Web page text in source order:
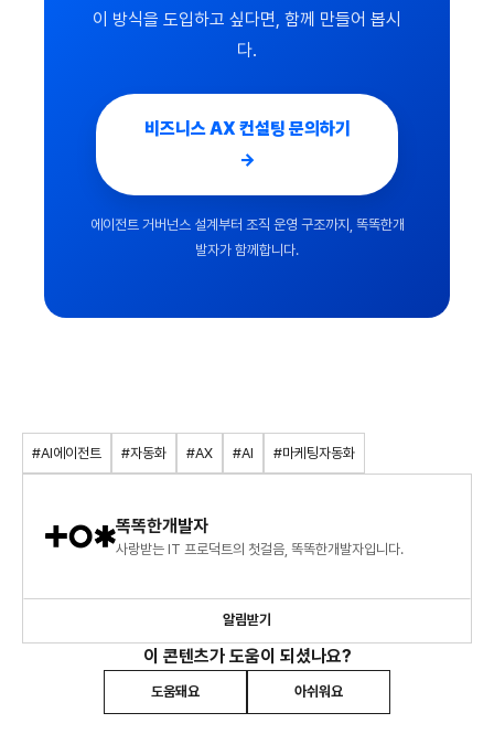
이 방식을 도입하고 싶다면, 함께 만들어 봅시
다.
비즈니스 AX 컨설팅 문의하기
→
에이전트 거버넌스 설계부터 조직 운영 구조까지, 똑똑한개
발자가 함께합니다.
#AI에이전트 #자동화 #AX #AI #마케팅자동화
똑똑한개발자
사랑받는 IT 프로덕트의 첫걸음, 똑똑한개발자입니다.
알림받기
이 콘텐츠가 도움이 되셨나요?
도움돼요 아쉬워요